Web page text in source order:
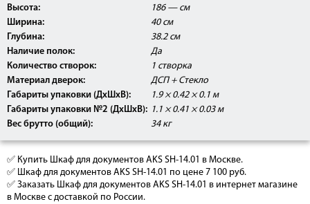
Высота:
186 — см
Ширина:
40 см
Глубина:
38.2 см
Наличие полок:
Да
Количество створок:
1 створка
Материал дверок:
ДСП + Стекло
Габариты упаковки (ДхШхВ):
1.9 × 0.42 × 0.1 м
Габариты упаковки №2 (ДхШхВ): 1.1 × 0.41 × 0.03 м
Вес брутто (общий):
34 кг
✅ Купить Шкаф для документов AKS SH-14.01 в Москве.
✅ Шкаф для документов AKS SH-14.01 по цене 7 100 руб.
✅ Заказать Шкаф для документов AKS SH-14.01 в интернет магазине
в Москве с доставкой по России.